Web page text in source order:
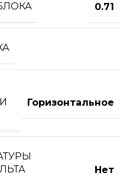
0.71
Горизонтальное
Нет